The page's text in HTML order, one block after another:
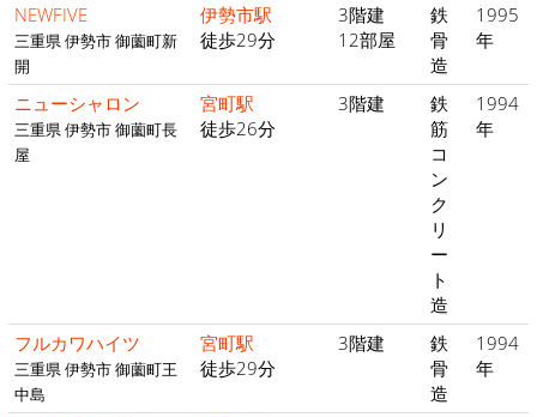
NEWFIVE
三重県 伊勢市 御薗町新
開
伊勢市駅
徒歩29分
3階建
12部屋
鉄
骨
造
1995
年
ニューシャロン
三重県 伊勢市 御薗町長
屋
宮町駅
徒歩26分
3階建
鉄
筋
コ
ン
ク
リ
ー
ト
造
1994
年
フルカワハイツ
三重県 伊勢市 御薗町王
中島
宮町駅
徒歩29分
3階建
鉄
骨
造
1994
年